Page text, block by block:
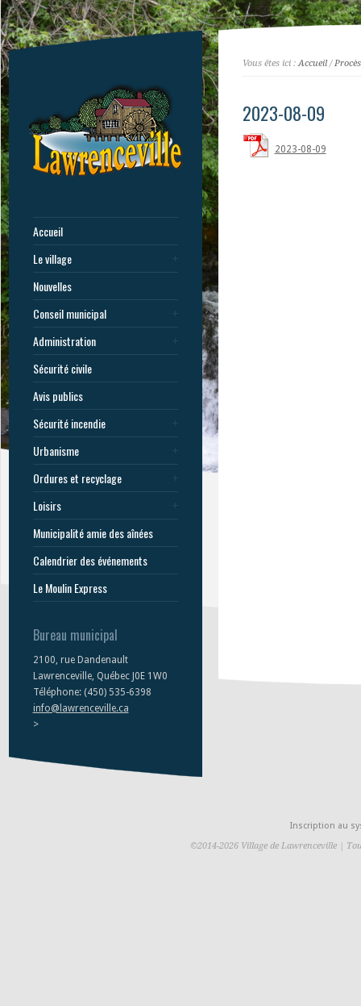
Accueil
Le village
Nouvelles
Conseil municipal
Administration
Sécurité civile
Avis publics
Sécurité incendie
Urbanisme
Ordures et recyclage
Loisirs
Municipalité amie des aînées
Calendrier des événements
Le Moulin Express
Bureau municipal
2100, rue Dandenault
Lawrenceville, Québec J0E 1W0
Téléphone: (450) 535-6398
info@lawrenceville.ca
>
Vous êtes ici :Accueil/
2023-08-09
2023-08-09
Inscription au
©2014-2026 Village de Lawrenceville |